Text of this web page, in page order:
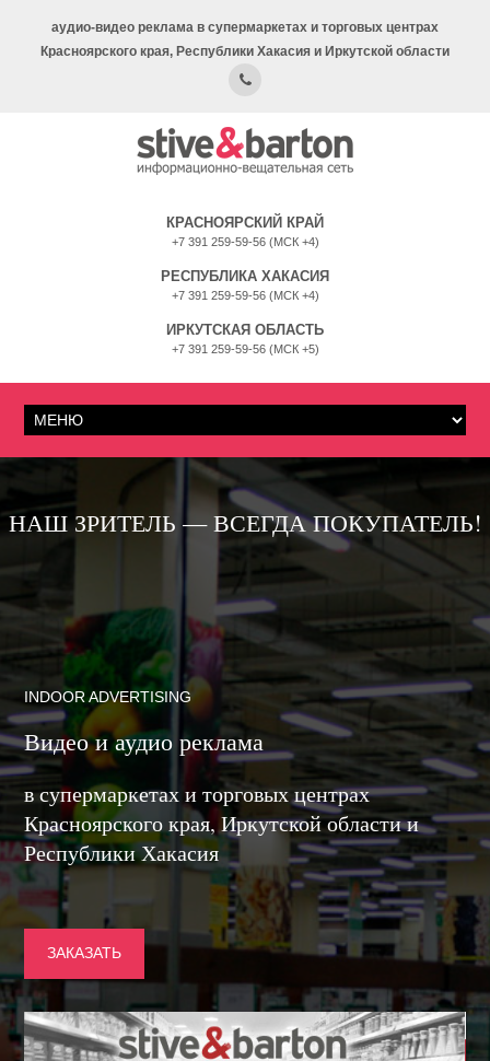
аудио-видео реклама в супермаркетах и торговых центрах
Красноярского края, Республики Хакасия и Иркутской области
КРАСНОЯРСКИЙ КРАЙ
+7 391 259-59-56 (МСК +4)
РЕСПУБЛИКА ХАКАСИЯ
+7 391 259-59-56 (МСК +4)
ИРКУТСКАЯ ОБЛАСТЬ
+7 391 259-59-56 (МСК +5)
НАШ ЗРИТЕЛЬ — ВСЕГДА ПОКУПАТЕЛЬ!
INDOOR ADVERTISING
Видео и аудио реклама
в супермаркетах и торговых центрах
Красноярского края, Иркутской области и
Республики Хакасия
ЗАКАЗАТЬ